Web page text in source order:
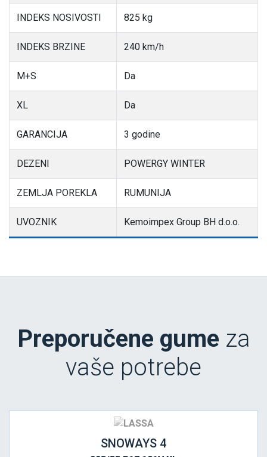
INDEKS NOSIVOSTI 825 kg
INDEKS BRZINE 240 km/h
M+S Da
XL Da
GARANCIJA 3 godine
DEZENI POWERGY WINTER
ZEMLJA POREKLA RUMUNIJA
UVOZNIK Kemoimpex Group BH d.o.o.
Preporučene gume za
vaše potrebe
SNOWAYS 4